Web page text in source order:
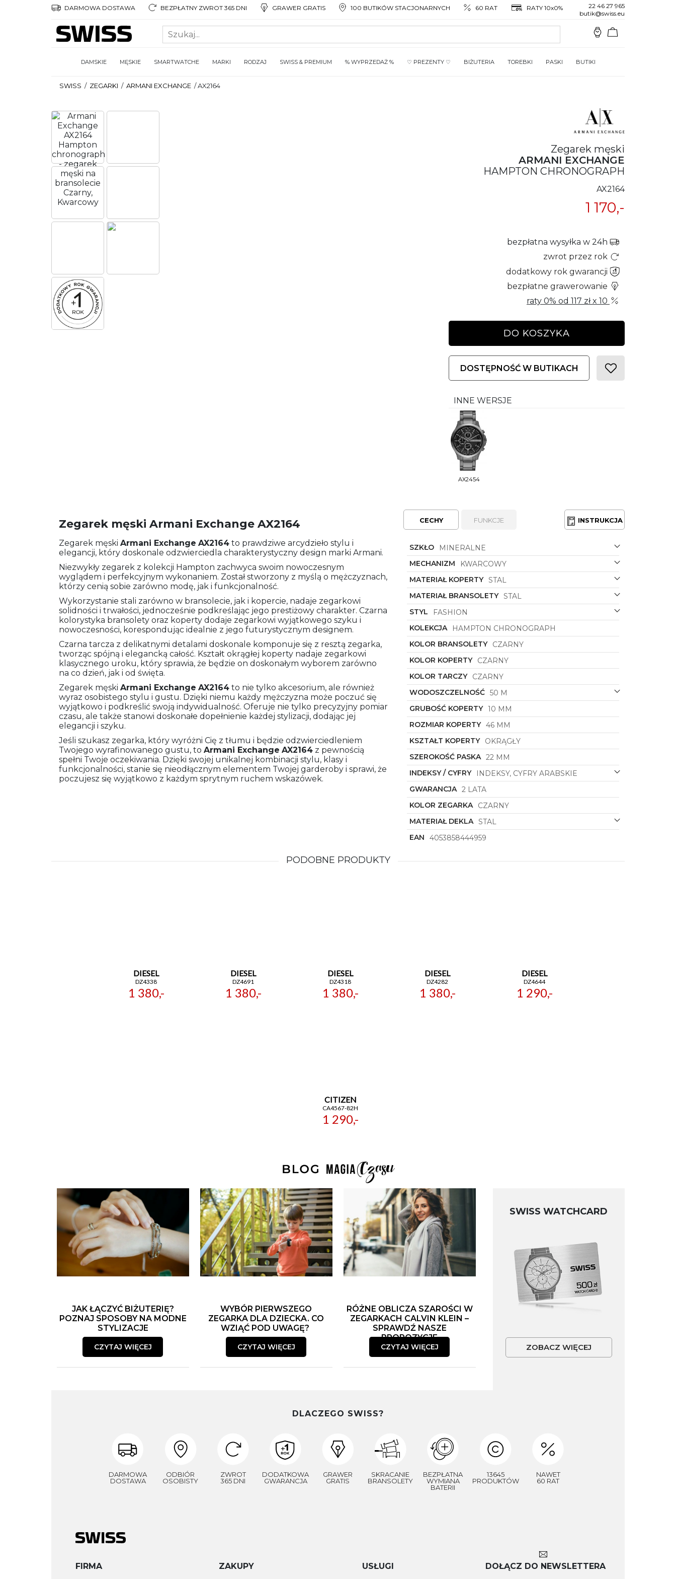
DARMOWA DOSTAWA BEZPŁATNY ZWROT 365 DNI GRAWER GRATIS 100 BUTIKÓW STACJONARNYCH 60 RAT RATY 10x0%
22 46 27 965
butik@swiss.eu
DAMSKIE MĘSKIE SMARTWATCHE MARKI RODZAJ SWISS & PREMIUM % WYPRZEDAŻ % ♡ PREZENTY ♡ BIŻUTERIA TOREBKI PASKI BUTIKI
SWISS / ZEGARKI / ARMANI EXCHANGE /AX2164
Zegarek męski
ARMANI EXCHANGE
HAMPTON CHRONOGRAPH
AX2164
1 170,-
bezpłatna wysyłka w 24h
zwrot przez rok
dodatkowy rok gwarancji
bezpłatne grawerowanie
raty 0% od 117 złx 10
DO KOSZYKA
DOSTĘPNOŚĆ W BUTIKACH
INNE WERSJE
AX2454
Zegarek męski Armani Exchange AX2164
Zegarek męski Armani Exchange AX2164 to prawdziwe arcydzieło stylu i
elegancji, który doskonale odzwierciedla charakterystyczny design marki Armani.
Niezwykły zegarek z kolekcji Hampton zachwyca swoim nowoczesnym
wyglądem i perfekcyjnym wykonaniem. Został stworzony z myślą o mężczyznach,
którzy cenią sobie zarówno modę, jak i funkcjonalność.
Wykorzystanie stali zarówno w bransolecie, jak i kopercie, nadaje zegarkowi
solidności i trwałości, jednocześnie podkreślając jego prestiżowy charakter. Czarna
kolorystyka bransolety oraz koperty dodaje zegarkowi wyjątkowego szyku i
nowoczesności, korespondując idealnie z jego futurystycznym designem.
Czarna tarcza z delikatnymi detalami doskonale komponuje się z resztą zegarka,
tworząc spójną i elegancką całość. Kształt okrągłej koperty nadaje zegarkowi
klasycznego uroku, który sprawia, że będzie on doskonałym wyborem zarówno
na co dzień, jak i od święta.
Zegarek męski Armani Exchange AX2164 to nie tylko akcesorium, ale również
wyraz osobistego stylu i gustu. Dzięki niemu każdy mężczyzna może poczuć się
wyjątkowo i podkreślić swoją indywidualność. Oferuje nie tylko precyzyjny pomiar
czasu, ale także stanowi doskonałe dopełnienie każdej stylizacji, dodając jej
elegancji i szyku.
Jeśli szukasz zegarka, który wyróżni Cię z tłumu i będzie odzwierciedleniem
Twojego wyrafinowanego gustu, to Armani Exchange AX2164 z pewnością
spełni Twoje oczekiwania. Dzięki swojej unikalnej kombinacji stylu, klasy i
funkcjonalności, stanie się nieodłącznym elementem Twojej garderoby i sprawi, że
poczujesz się wyjątkowo z każdym sprytnym ruchem wskazówek.
CECHY FUNKCJE INSTRUKCJA
SZKŁO
MINERALNE
MECHANIZM
KWARCOWY
MATERIAŁ KOPERTY STAL
MATERIAŁ BRANSOLETY STAL
STYL
FASHION
KOLEKCJA
HAMPTON CHRONOGRAPH
KOLOR BRANSOLETY
CZARNY
KOLOR KOPERTY
CZARNY
KOLOR TARCZY
CZARNY
WODOSZCZELNOŚĆ 50 M
GRUBOŚĆ KOPERTY 10 MM
ROZMIAR KOPERTY 46 MM
KSZTAŁT KOPERTY
OKRĄGŁY
SZEROKOŚĆ PASKA 22 MM
INDEKSY / CYFRY
INDEKSY, CYFRY ARABSKIE
GWARANCJA 2 LATA
KOLOR ZEGARKA
CZARNY
MATERIAŁ DEKLA STAL
EAN
4053858444959
PODOBNE PRODUKTY
DIESEL
DZ4338
1 380,-
DIESEL
DZ4691
1 380,-
DIESEL
DZ4318
1 380,-
DIESEL
DZ4282
1 380,-
DIESEL
DZ4644
1 290,-
CITIZEN
CA4567-82H
1 290,-
JAK ŁĄCZYĆ BIŻUTERIĘ?
POZNAJ SPOSOBY NA MODNE
STYLIZACJE
CZYTAJ WIĘCEJ
WYBÓR PIERWSZEGO
ZEGARKA DLA DZIECKA. CO
WZIĄĆ POD UWAGĘ?
CZYTAJ WIĘCEJ
RÓŻNE OBLICZA SZAROŚCI W
ZEGARKACH CALVIN KLEIN –
SPRAWDŹ NASZE
PROPOZYCJE
CZYTAJ WIĘCEJ
SWISS WATCHCARD
ZOBACZ WIĘCEJ
DLACZEGO SWISS?
DARMOWA
DOSTAWA
ODBIÓR
OSOBISTY
ZWROT
365 DNI
DODATKOWA
GWARANCJA
GRAWER
GRATIS
SKRACANIE
BRANSOLETY
BEZPŁATNA
WYMIANA
BATERII
13645
PRODUKTÓW
NAWET
60 RAT
FIRMA ZAKUPY USŁUGI DOŁĄCZ DO NEWSLETTERA